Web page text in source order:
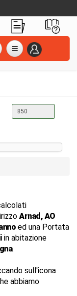
Arnad, AO
ed una Portata
in abitazione
.
sull'icona
abbiamo